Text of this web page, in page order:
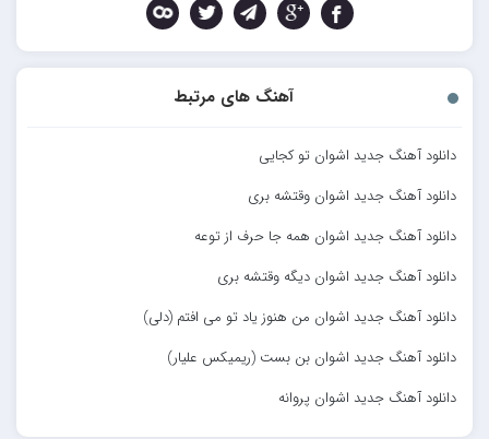
آهنگ های مرتبط
دانلود آهنگ جدید اشوان تو کجایی
دانلود آهنگ جدید اشوان وقتشه بری
دانلود آهنگ جدید اشوان همه جا حرف از توعه
دانلود آهنگ جدید اشوان دیگه وقتشه بری
دانلود آهنگ جدید اشوان من هنوز یاد تو می افتم (دلی)
دانلود آهنگ جدید اشوان بن بست (ریمیکس علیار)
دانلود آهنگ جدید اشوان پروانه